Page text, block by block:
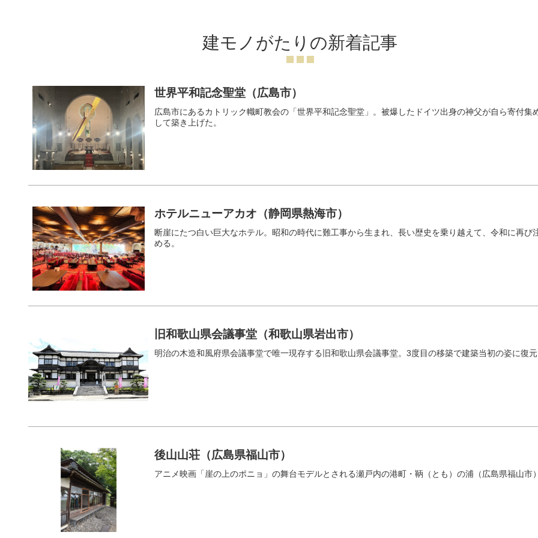
建モノがたりの新着記事
世界平和記念聖堂（広島市）
広島市にあるカトリック幟町教会の「世界平和記念聖堂」。被爆したドイツ出身の神父が自ら寄付集
して築き上げた。
ホテルニューアカオ（静岡県熱海市）
断崖にたつ白い巨大なホテル。昭和の時代に難工事から生まれ、長い歴史を乗り越えて、令和に再び
める。
旧和歌山県会議事堂（和歌山県岩出市）
明治の木造和風府県会議事堂で唯一現存する旧和歌山県会議事堂。3度目の移築で建築当初の姿に復元
後山山荘（広島県福山市）
アニメ映画「崖の上のポニョ」の舞台モデルとされる瀬戸内の港町・鞆（とも）の浦（広島県福山市）